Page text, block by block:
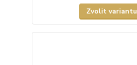
Zvolit variantu